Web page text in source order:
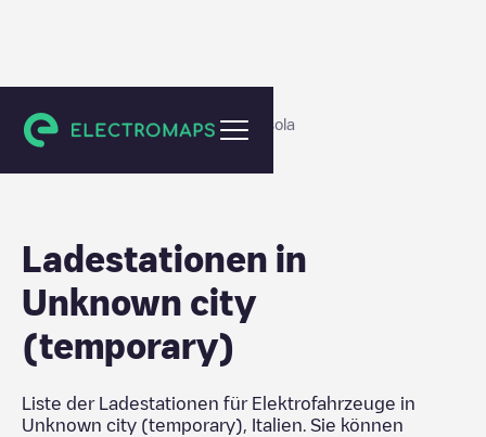
Provincia del Verbano-Cusio-Ossola
Ladestationen in
Unknown city
(temporary)
Liste der Ladestationen für Elektrofahrzeuge in
Unknown city (temporary)
Italien . Sie können